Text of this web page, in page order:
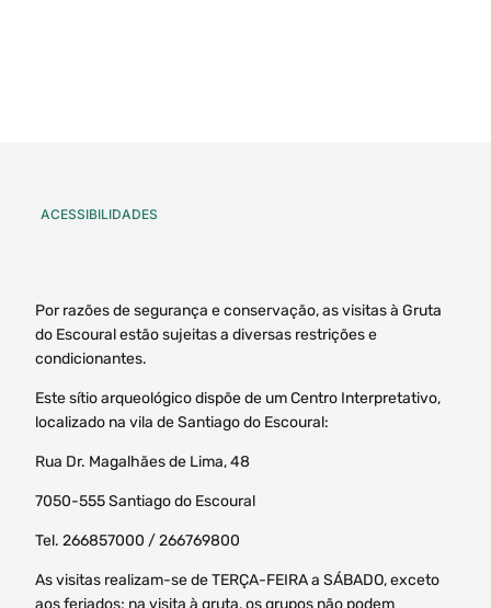
ACESSIBILIDADES
Por razões de segurança e conservação, as visitas à Gruta
do Escoural estão sujeitas a diversas restrições e
condicionantes.
Este sítio arqueológico dispõe de um Centro Interpretativo,
localizado na vila de Santiago do Escoural:
Rua Dr. Magalhães de Lima, 48
7050-555 Santiago do Escoural
Tel. 266857000 / 266769800
As visitas realizam-se de TERÇA-FEIRA a SÁBADO, exceto
aos feriados; na visita à gruta, os grupos não podem